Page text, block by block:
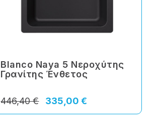
Blanco Naya 5 Νεροχύτης
Γρανίτης Ένθετος
335,00 €
446,40 €